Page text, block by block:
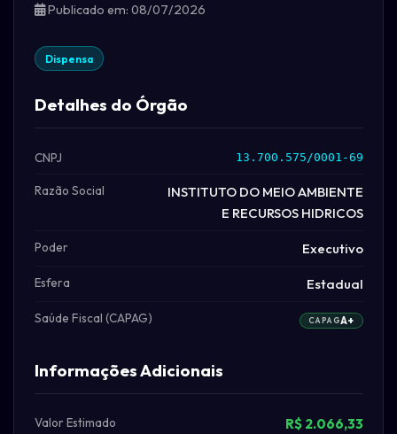
Publicado em: 08/07/2026
Dispensa
Detalhes do Órgão
CNPJ 13.700.575/0001-69
Razão Social
INSTITUTO DO MEIO AMBIENTE
E RECURSOS HIDRICOS
Poder Executivo
Esfera Estadual
Saúde Fiscal (CAPAG) CAPAGA+
Informações Adicionais
Valor Estimado R$ 2.066,33